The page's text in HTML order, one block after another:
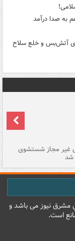
به صدا درآمد
آتش‌بس و خلع سلاح
غیر مجاز شستشوی
شد
مشرق نيوز می باشد و
است.